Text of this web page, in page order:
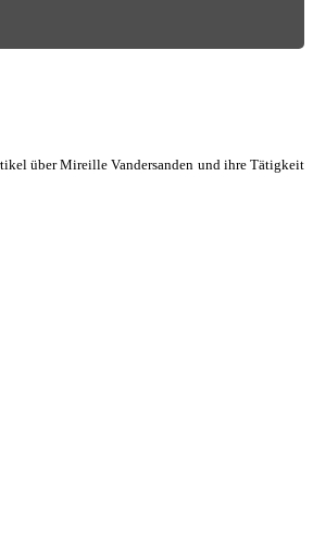
über Mireille Vandersanden und ihre Tätigkeit